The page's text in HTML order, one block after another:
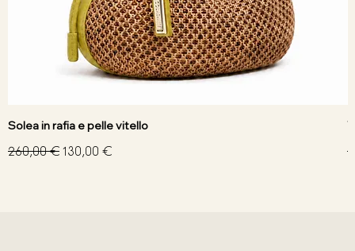
Solea in rafia e pelle vitello
Prezzo regolare
260,00 €Prezzo scontato
130,00 €